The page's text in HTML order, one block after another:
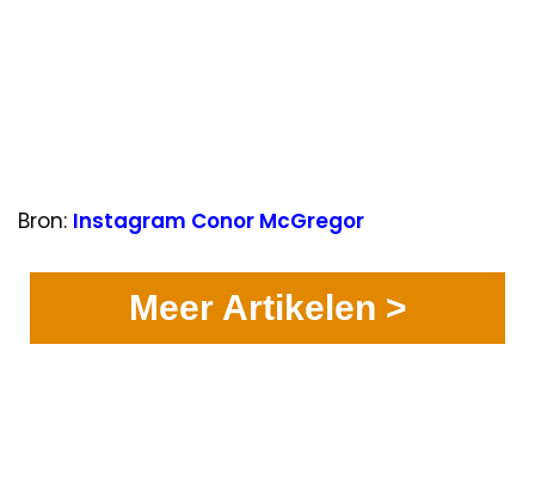
Bron: Instagram Conor McGregor
Meer Artikelen >